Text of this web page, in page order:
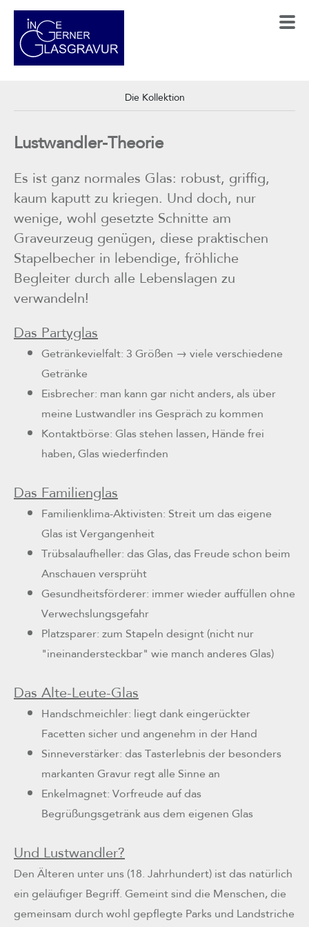
Die Kollektion
Lustwandler-Theorie
Es ist ganz normales Glas: robust, griffig,
kaum kaputt zu kriegen. Und doch, nur
wenige, wohl gesetzte Schnitte am
Graveurzeug genügen, diese praktischen
Stapelbecher in lebendige, fröhliche
Begleiter durch alle Lebenslagen zu
verwandeln!
Das Partyglas
Getränkevielfalt: 3 Größen → viele verschiedene
Getränke
Eisbrecher: man kann gar nicht anders, als über
meine Lustwandler ins Gespräch zu kommen
Kontaktbörse: Glas stehen lassen, Hände frei
haben, Glas wiederfinden
Das Familienglas
Familienklima-Aktivisten: Streit um das eigene
Glas ist Vergangenheit
Trübsalaufheller: das Glas, das Freude schon beim
Anschauen versprüht
Gesundheitsförderer: immer wieder auffüllen ohne
Verwechslungsgefahr
Platzsparer: zum Stapeln designt (nicht nur
"ineinandersteckbar" wie manch anderes Glas)
Das Alte-Leute-Glas
Handschmeichler: liegt dank eingerückter
Facetten sicher und angenehm in der Hand
Sinneverstärker: das Tasterlebnis der besonders
markanten Gravur regt alle Sinne an
Enkelmagnet: Vorfreude auf das
Begrüßungsgetränk aus dem eigenen Glas
Und Lustwandler?
Den Älteren unter uns (18. Jahrhundert) ist das natürlich
ein geläufiger Begriff. Gemeint sind die Menschen, die
gemeinsam durch wohl gepflegte Parks und Landstriche